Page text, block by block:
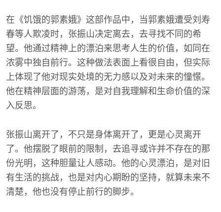
在《饥饿的郭素娥》这部作品中，当郭素娥遭受刘寿
春等人欺凌时，张振山决定离去，去寻找不同的希
望。他通过精神上的漂泊来思考人生的价值，如同在
浓雾中独自前行。这种做法表面上看很自由，但实际
上体现了他对现实处境的无力感以及对未来的憧憬。
他在精神层面的游荡，是对自我理解和生命价值的深
入反思。
张振山离开了，不只是身体离开了，更是心灵离开
了。他摆脱了眼前的限制，去追寻或许并不存在的那
份光明，这种胆量让人感动。他的心灵漂泊，是对旧
有生活的挑战，也是对内心期盼的坚持，就算未来不
清楚，他也没有停止前行的脚步。